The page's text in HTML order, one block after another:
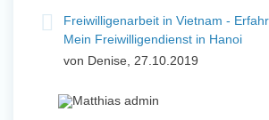
Freiwilligenarbeit in Vietnam -
Mein Freiwilligendienst in Hanoi
von Denise, 27.10.2019